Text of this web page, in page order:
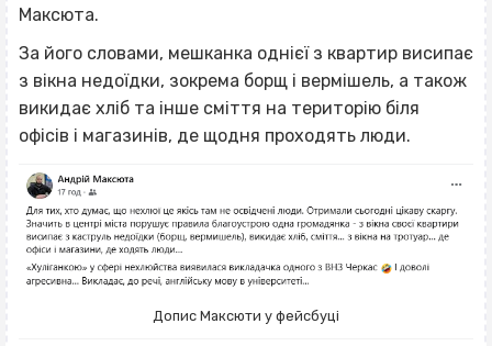
Максюта.
За його словами, мешканка однієї з квартир висипає
з вікна недоїдки, зокрема борщ і вермішель, а також
викидає хліб та інше сміття на територію біля
офісів і магазинів, де щодня проходять люди.
Допис Максюти у фейсбуці